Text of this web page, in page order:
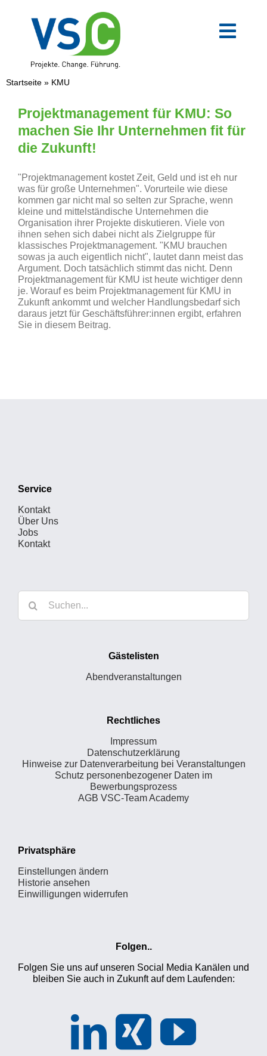
springen
VSC-Team
Mittelstand
Verwaltung
Digitale Transformation
Weiterbildungen
Blog
Startseite » KMU
Projektmanagement für KMU: So
machen Sie Ihr Unternehmen fit für
die Zukunft!
"Projektmanagement kostet Zeit, Geld und ist eh nur
was für große Unternehmen". Vorurteile wie diese
kommen gar nicht mal so selten zur Sprache, wenn
kleine und mittelständische Unternehmen die
Organisation ihrer Projekte diskutieren. Viele von
ihnen sehen sich dabei nicht als Zielgruppe für
klassisches Projektmanagement. "KMU brauchen
sowas ja auch eigentlich nicht", lautet dann meist das
Argument. Doch tatsächlich stimmt das nicht. Denn
Projektmanagement für KMU ist heute wichtiger denn
je. Worauf es beim Projektmanagement für KMU in
Zukunft ankommt und welcher Handlungsbedarf sich
daraus jetzt für Geschäftsführer:innen ergibt, erfahren
Sie in diesem Beitrag.
Service
Kontakt
Über Uns
Jobs
Kontakt
Suche
nach:
Gästelisten
Abendveranstaltungen
Rechtliches
Impressum
Datenschutzerklärung
Hinweise zur Datenverarbeitung bei Veranstaltungen
Schutz personenbezogener Daten im
Bewerbungsprozess
AGB VSC-Team Academy
Privatsphäre
Einstellungen ändern
Historie ansehen
Einwilligungen widerrufen
Folgen..
Folgen Sie uns auf unseren Social Media Kanälen und
bleiben Sie auch in Zukunft auf dem Laufenden: